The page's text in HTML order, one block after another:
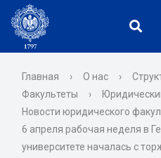
Главная › О нас ›
Факультеты
›
Новости юридического
6 апреля рабочая неделя в
университете началась с